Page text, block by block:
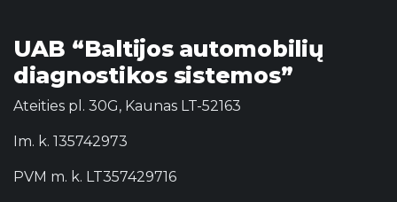
UAB “Baltijos automobilių
diagnostikos sistemos”
Ateities pl. 30G, Kaunas LT-52163
Im. k. 135742973
PVM m. k. LT357429716